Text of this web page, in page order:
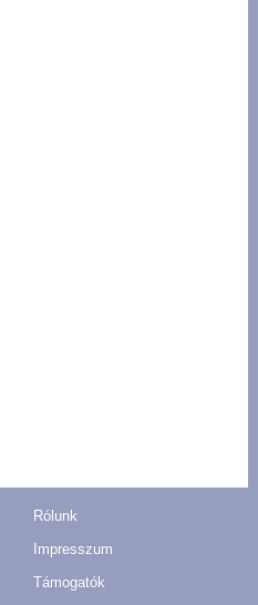
Rólunk
Impresszum
Támogatók